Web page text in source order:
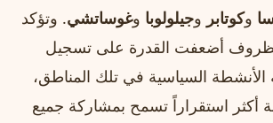
وكوتابر وجيلولوبا وغوساتشي. وتؤكد
أضعفت القدرة على تسجيل
الأنشطة السياسية في تلك المناطق،
أكثر استقراراً تسمح بمشاركة جميع